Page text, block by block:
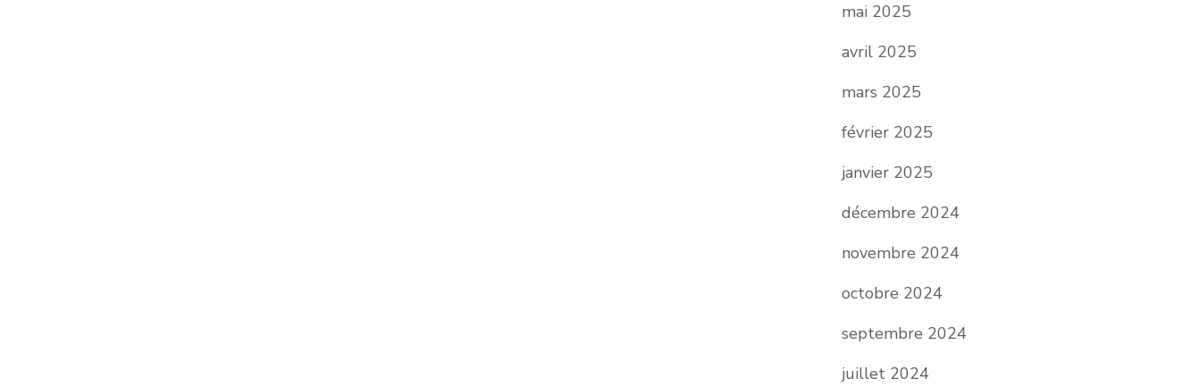
mai 2025
avril 2025
mars 2025
février 2025
janvier 2025
décembre 2024
novembre 2024
octobre 2024
septembre 2024
juillet 2024